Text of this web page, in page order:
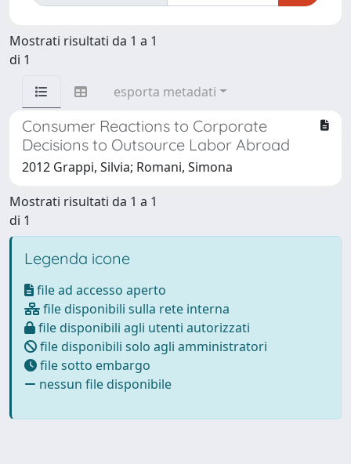
Mostrati risultati da 1 a 1
di 1
esporta metadati
Consumer Reactions to Corporate
Decisions to Outsource Labor Abroad
2012 Grappi, Silvia; Romani, Simona
Mostrati risultati da 1 a 1
di 1
Legenda icone
file ad accesso aperto
file disponibili sulla rete interna
file disponibili agli utenti autorizzati
file disponibili solo agli amministratori
file sotto embargo
nessun file disponibile